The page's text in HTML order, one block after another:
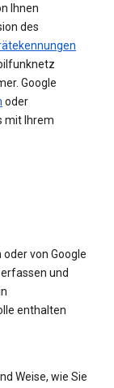
Ihnen
des
Google
oder
mit Ihrem
von Google
und
enthalten
Weise, wie Sie